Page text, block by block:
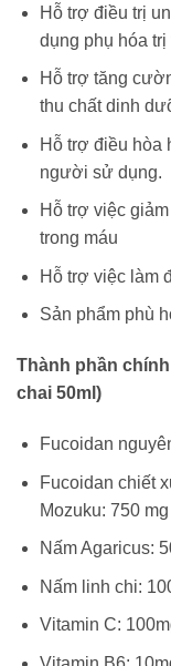
Hỗ trợ điều trị
dụng phụ hóa
Hỗ trợ tăng
thu chất dinh
Hỗ trợ điều hòa
người sử dụng.
Hỗ trợ việc
trong máu
Hỗ trợ việc làm
Sản phẩm phù
Thành phần
chai 50ml)
Fucoidan
Fucoidan chiết
Mozuku: 750 mg
Nấm Agaricus:
Nấm linh chi:
Vitamin C: